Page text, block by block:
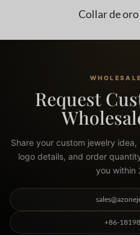
Collar de oro de doble
Request
Share your custom jewelry
logo details, and order
you within
+86-